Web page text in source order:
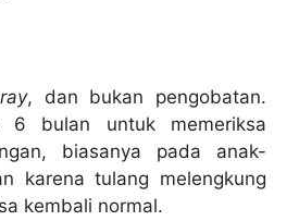
, dan bukan pengobatan.
6 bulan untuk memeriksa
biasanya pada anak-
karena tulang melengkung
kembali normal.